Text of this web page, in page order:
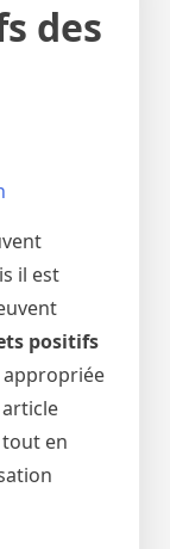
des
il est
positifs
appropriée
en